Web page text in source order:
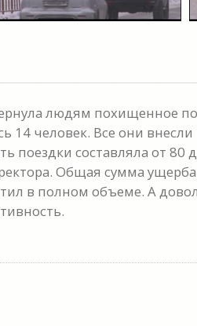
людям похищенное
14 человек. Все они
поездки составляла от 80
Общая сумма
в полном объеме. А